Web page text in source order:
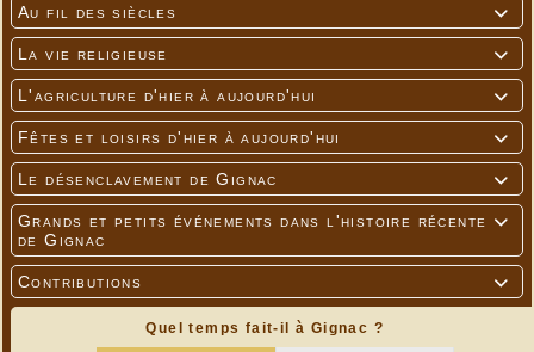

Au fil des siècles

La vie religieuse

L'agriculture d'hier à aujourd'hui

Fêtes et loisirs d'hier à aujourd'hui

Le désenclavement de Gignac

Grands et petits événements dans l'histoire récente
de Gignac

Contributions
Quel temps fait-il à Gignac ?